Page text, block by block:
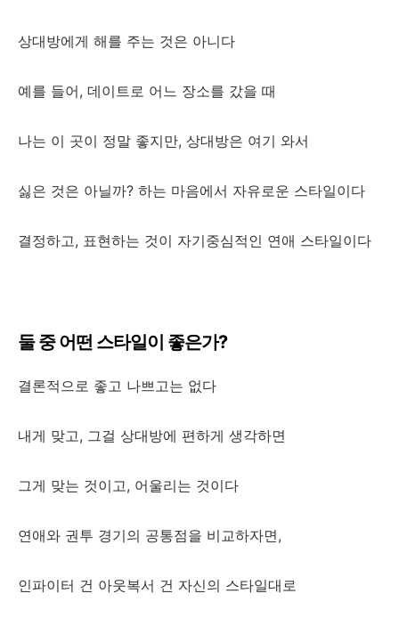
상대방에게 해를 주는 것은 아니다
예를 들어, 데이트로 어느 장소를 갔을 때
나는 이 곳이 정말 좋지만, 상대방은 여기 와서
싫은 것은 아닐까? 하는 마음에서 자유로운 스타일이다
결정하고, 표현하는 것이 자기중심적인 연애 스타일이다
둘 중 어떤 스타일이 좋은가?
결론적으로 좋고 나쁘고는 없다
내게 맞고, 그걸 상대방에 편하게 생각하면
그게 맞는 것이고, 어울리는 것이다
연애와 권투 경기의 공통점을 비교하자면,
인파이터 건 아웃복서 건 자신의 스타일대로